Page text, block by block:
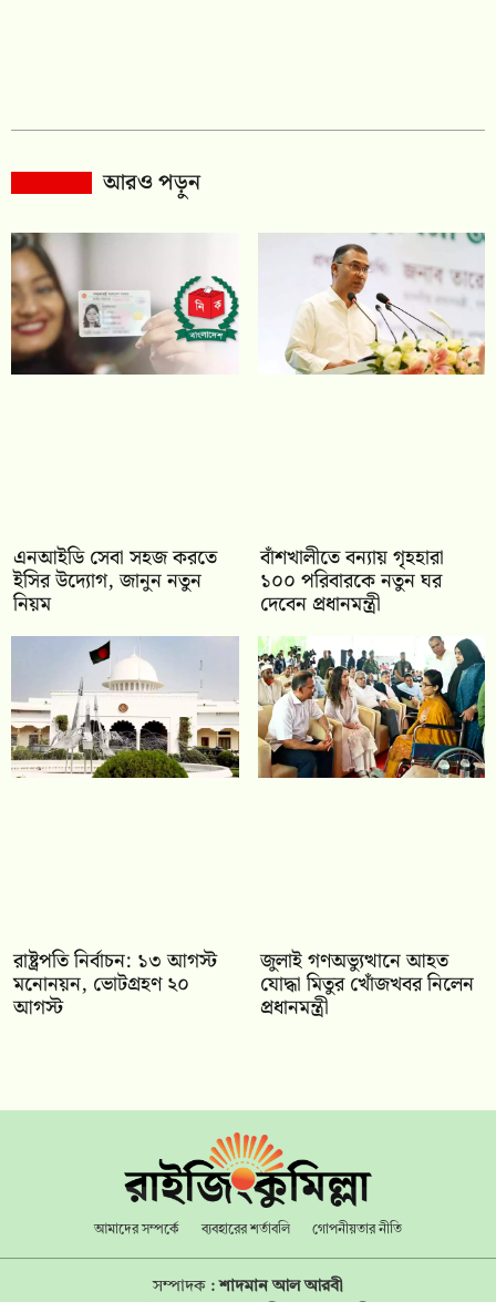
আরও পড়ুন
এনআইডি সেবা সহজ করতে
ইসির উদ্যোগ, জানুন নতুন
নিয়ম
বাঁশখালীতে বন্যায় গৃহহারা
১০০ পরিবারকে নতুন ঘর
দেবেন প্রধানমন্ত্রী
রাষ্ট্রপতি নির্বাচন: ১৩ আগস্ট
মনোনয়ন, ভোটগ্রহণ ২০
আগস্ট
জুলাই গণঅভ্যুত্থানে আহত
যোদ্ধা মিতুর খোঁজখবর নিলেন
প্রধানমন্ত্রী
আমাদের সম্পর্কে ব্যবহারের শর্তাবলি গোপনীয়তার নীতি
সম্পাদক :শাদমান আল আরবী